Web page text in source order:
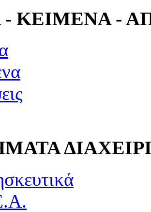
- ΚΕΙΜΕΝΑ -